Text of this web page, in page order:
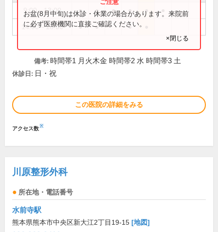
9:00～13:00 ● ● ● ● ●
14:00～18:00 ● ● ●
お盆(8月中旬)は休診・休業の場合があります。来院前
に必ず医療機関に直接ご確認ください。
×閉じる
備考: 時間帯1 月火木金 時間帯2 水 時間帯3 土
休診日: 日・祝
この医院の詳細をみる
アクセス数※
川原整形外科
所在地・電話番号
水前寺駅
熊本県熊本市中央区新大江2丁目19-15 [地図]